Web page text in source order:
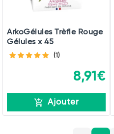
ArkoGélules Trèfle Rouge
Gélules x 45
(1)
8,91€
Ajouter